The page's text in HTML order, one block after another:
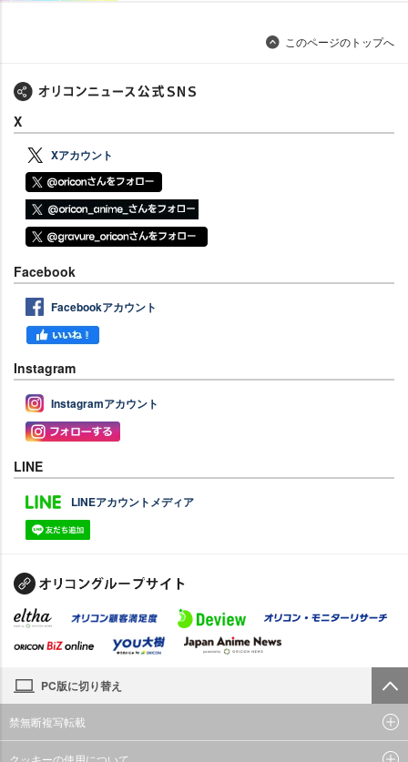
このページのトップへ
X
Xアカウント
Facebook
Facebookアカウント
Instagram
Instagramアカウント
LINE
LINEアカウントメディア
PC版に切り替え
禁無断複写転載
クッキーの使用について